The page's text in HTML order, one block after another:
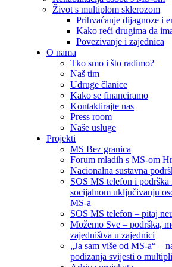
Život s multiplom sklerozom
Prihvaćanje dijagnoze i
Kako reći drugima da
Povezivanje i zajednica
O nama
Tko smo i što radimo?
Naš tim
Udruge članice
Kako se financiramo
Kontaktirajte nas
Press room
Naše usluge
Projekti
MS Bez granica
Forum mladih s MS-om
Nacionalna sustavna
SOS MS telefon i
socijalnom uključivanju
MS-a
SOS MS telefon – pitaj
Možemo Sve – podrška,
zajedništva u zajednici
„Ja sam više od MS-a“ –
podizanja svijesti o